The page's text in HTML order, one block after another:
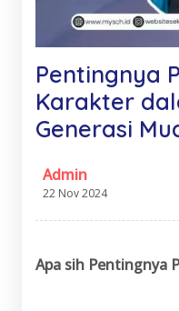
Pentingnya
Karakter
Generasi
Admin
22 Nov 2024
Apa sih Pentingnya